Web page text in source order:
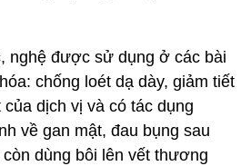
nghệ được sử dụng ở các bài
chống loét dạ dày, giảm tiết
dịch vị và có tác dụng
về gan mật, đau bụng sau
dùng bôi lên vết thương